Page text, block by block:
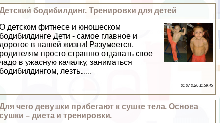
Детский бодибилдинг. Тренировки для детей
О детском фитнесе и юношеском
бодибилдинге Дети - самое главное и
дорогое в нашей жизни! Разумеется,
родителям просто страшно отдавать свое
чадо в ужасную качалку, заниматься
бодибилдингом, лезть......
01 07 2026 11:59:45
Для чего дeвyшки прибегают к сушке тела. Основа
сушки – диета и тренировки.